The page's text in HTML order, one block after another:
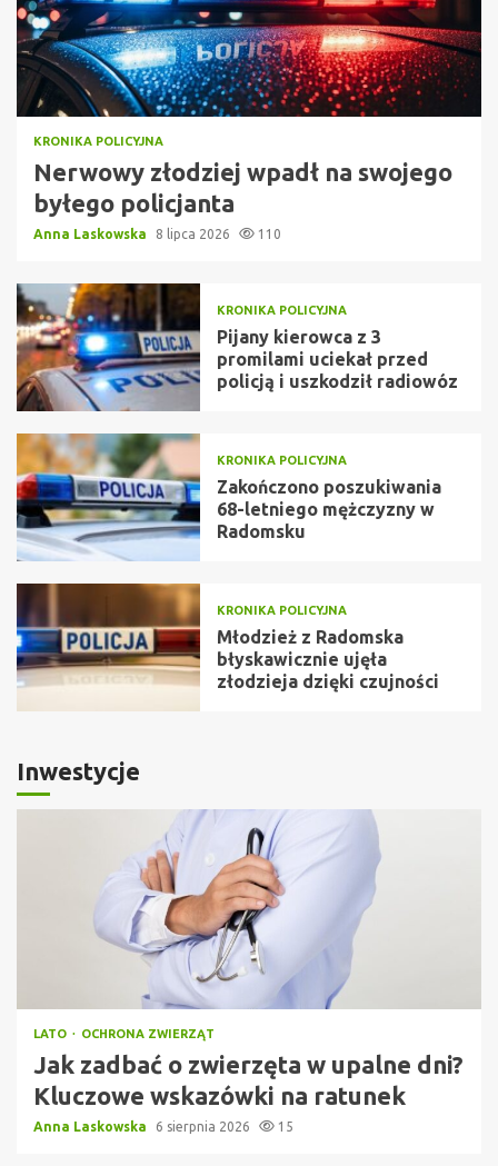
KRONIKA POLICYJNA
Nerwowy złodziej wpadł na swojego
byłego policjanta
Anna Laskowska 8 lipca 2026 110
KRONIKA POLICYJNA
Pijany kierowca z 3
promilami uciekał przed
policją i uszkodził radiowóz
KRONIKA POLICYJNA
Zakończono poszukiwania
68-letniego mężczyzny w
Radomsku
KRONIKA POLICYJNA
Młodzież z Radomska
błyskawicznie ujęła
złodzieja dzięki czujności
Inwestycje
LATO OCHRONA ZWIERZĄT
Jak zadbać o zwierzęta w upalne dni?
Kluczowe wskazówki na ratunek
Anna Laskowska 6 sierpnia 2026 15